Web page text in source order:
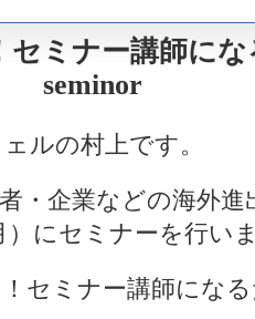
セミナー講師に
ルの村上です。
・企業などの海外
）にセミナーを行い
セミナー講師にな